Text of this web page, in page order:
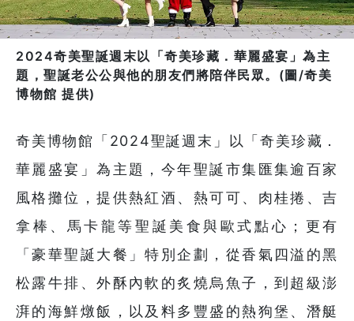
2024奇美聖誕週末以「奇美珍藏．華麗盛宴」為主
題，聖誕老公公與他的朋友們將陪伴民眾。(圖/奇美
博物館 提供)
奇美博物館「2024聖誕週末」以「奇美珍藏．
華麗盛宴」為主題，今年聖誕市集匯集逾百家
風格攤位，提供熱紅酒、熱可可、肉桂捲、吉
拿棒、馬卡龍等聖誕美食與歐式點心；更有
「豪華聖誕大餐」特別企劃，從香氣四溢的黑
松露牛排、外酥內軟的炙燒烏魚子，到超級澎
湃的海鮮燉飯，以及料多豐盛的熱狗堡、潛艇